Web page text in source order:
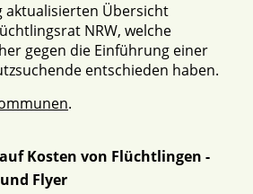
aktualisierten Übersicht
NRW, welche
gegen die Einführung einer
entschieden haben.
.
Kosten von Flüchtlingen -
Flyer